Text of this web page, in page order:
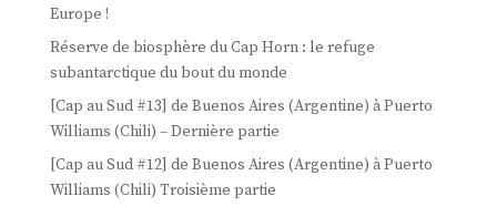
Europe !
Réserve de biosphère du Cap Horn : le refuge
subantarctique du bout du monde
[Cap au Sud #13] de Buenos Aires (Argentine) à Puerto
Williams (Chili) – Dernière partie
[Cap au Sud #12] de Buenos Aires (Argentine) à Puerto
Williams (Chili) Troisième partie